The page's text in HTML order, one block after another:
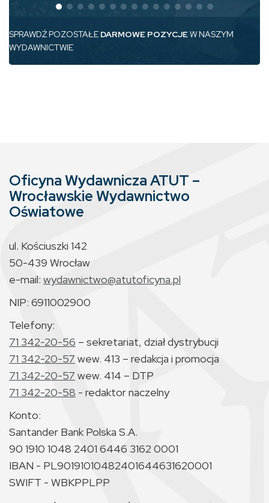
SPRAWDŹ POZOSTAŁE DARMOWE POZYCJEW NASZYM
WYDAWNICTWIE
Oficyna Wydawnicza ATUT –
Wrocławskie Wydawnictwo
Oświatowe
ul. Kościuszki 142
50-439 Wrocław
e-mail: wydawnictwo@atutoficyna.pl
NIP: 6911002900
Telefony:
71 342-20-56 – sekretariat, dział dystrybucji
71 342-20-57 wew. 413 – redakcja i promocja
71 342-20-57 wew. 414 – DTP
71 342-20-58 - redaktor naczelny
Konto:
Santander Bank Polska S.A.
90 1910 1048 2401 6446 3162 0001
IBAN - PL90191010482401644631620001
SWIFT - WBKPPLPP